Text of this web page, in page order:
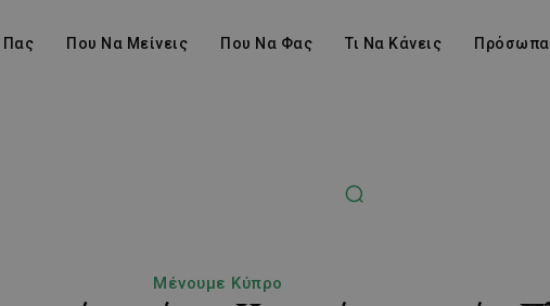
Πας Που Να Μείνεις Που Να Φας Τι Να Κάνεις Πρόσωπα
Μένουμε Κύπρο